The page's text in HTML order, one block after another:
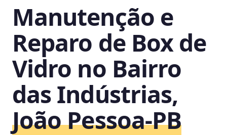
Manutenção e
Reparo de Box de
Vidro no Bairro
das Indústrias,
João Pessoa‑PB